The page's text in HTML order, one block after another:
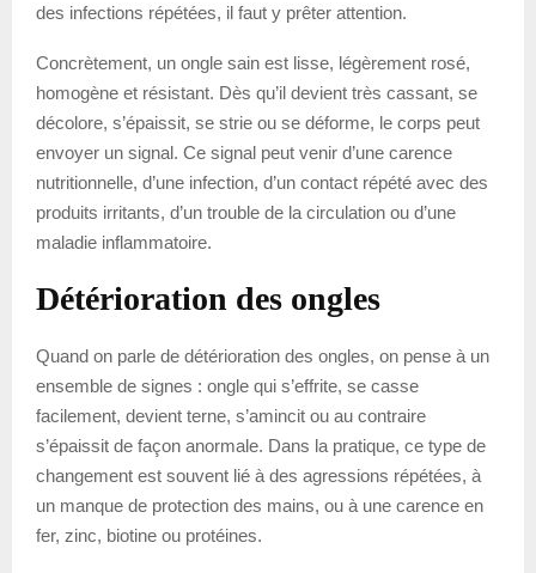
des infections répétées, il faut y prêter attention.
Concrètement, un ongle sain est lisse, légèrement rosé,
homogène et résistant. Dès qu’il devient très cassant, se
décolore, s’épaissit, se strie ou se déforme, le corps peut
envoyer un signal. Ce signal peut venir d’une carence
nutritionnelle, d’une infection, d’un contact répété avec des
produits irritants, d’un trouble de la circulation ou d’une
maladie inflammatoire.
Détérioration des ongles
Quand on parle de détérioration des ongles, on pense à un
ensemble de signes : ongle qui s’effrite, se casse
facilement, devient terne, s’amincit ou au contraire
s’épaissit de façon anormale. Dans la pratique, ce type de
changement est souvent lié à des agressions répétées, à
un manque de protection des mains, ou à une carence en
fer, zinc, biotine ou protéines.